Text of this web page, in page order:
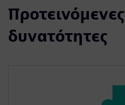
Προτεινόμενες
δυνατότητες